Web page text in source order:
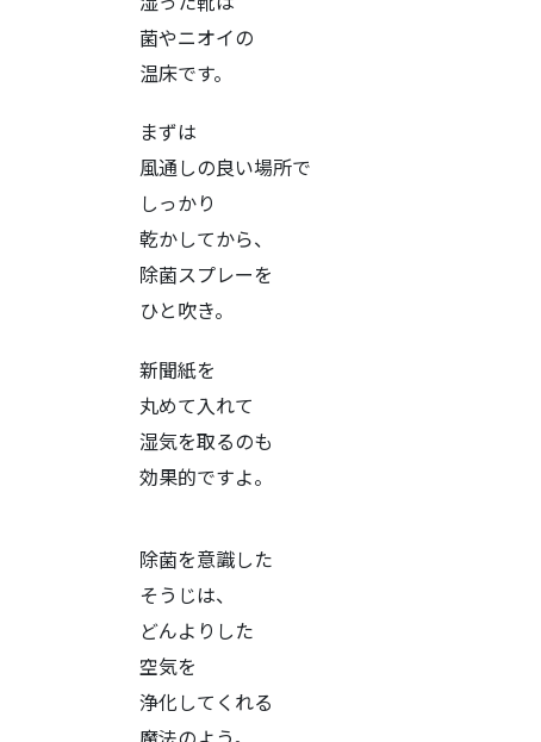
菌やニオイの
温床です。
まずは
風通しの良い場所で
しっかり
乾かしてから、
除菌スプレーを
ひと吹き。
新聞紙を
丸めて入れて
湿気を取るのも
効果的ですよ。
除菌を意識した
そうじは、
どんよりした
空気を
浄化してくれる